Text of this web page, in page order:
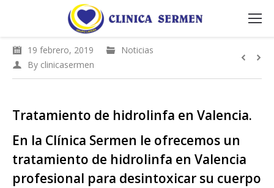
19 febrero, 2019
Noticias
By clinicasermen
Tratamiento de hidrolinfa en Valencia.
En la Clínica Sermen le ofrecemos un
tratamiento de hidrolinfa en Valencia
profesional para desintoxicar su cuerpo